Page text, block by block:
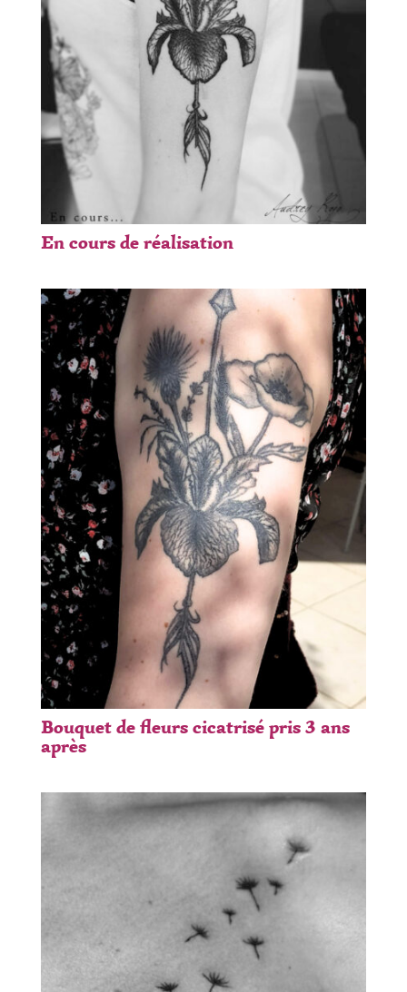
En cours de réalisation
Bouquet de fleurs cicatrisé pris 3 ans
après